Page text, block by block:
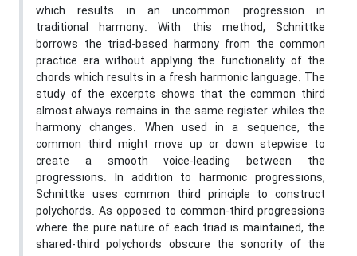
which results in an uncommon progression in
traditional harmony. With this method, Schnittke
borrows the triad-based harmony from the common
practice era without applying the functionality of the
chords which results in a fresh harmonic language. The
study of the excerpts shows that the common third
almost always remains in the same register whiles the
harmony changes. When used in a sequence, the
common third might move up or down stepwise to
create a smooth voice-leading between the
progressions. In addition to harmonic progressions,
Schnittke uses common third principle to construct
polychords. As opposed to common-third progressions
where the pure nature of each triad is maintained, the
shared-third polychords obscure the sonority of the